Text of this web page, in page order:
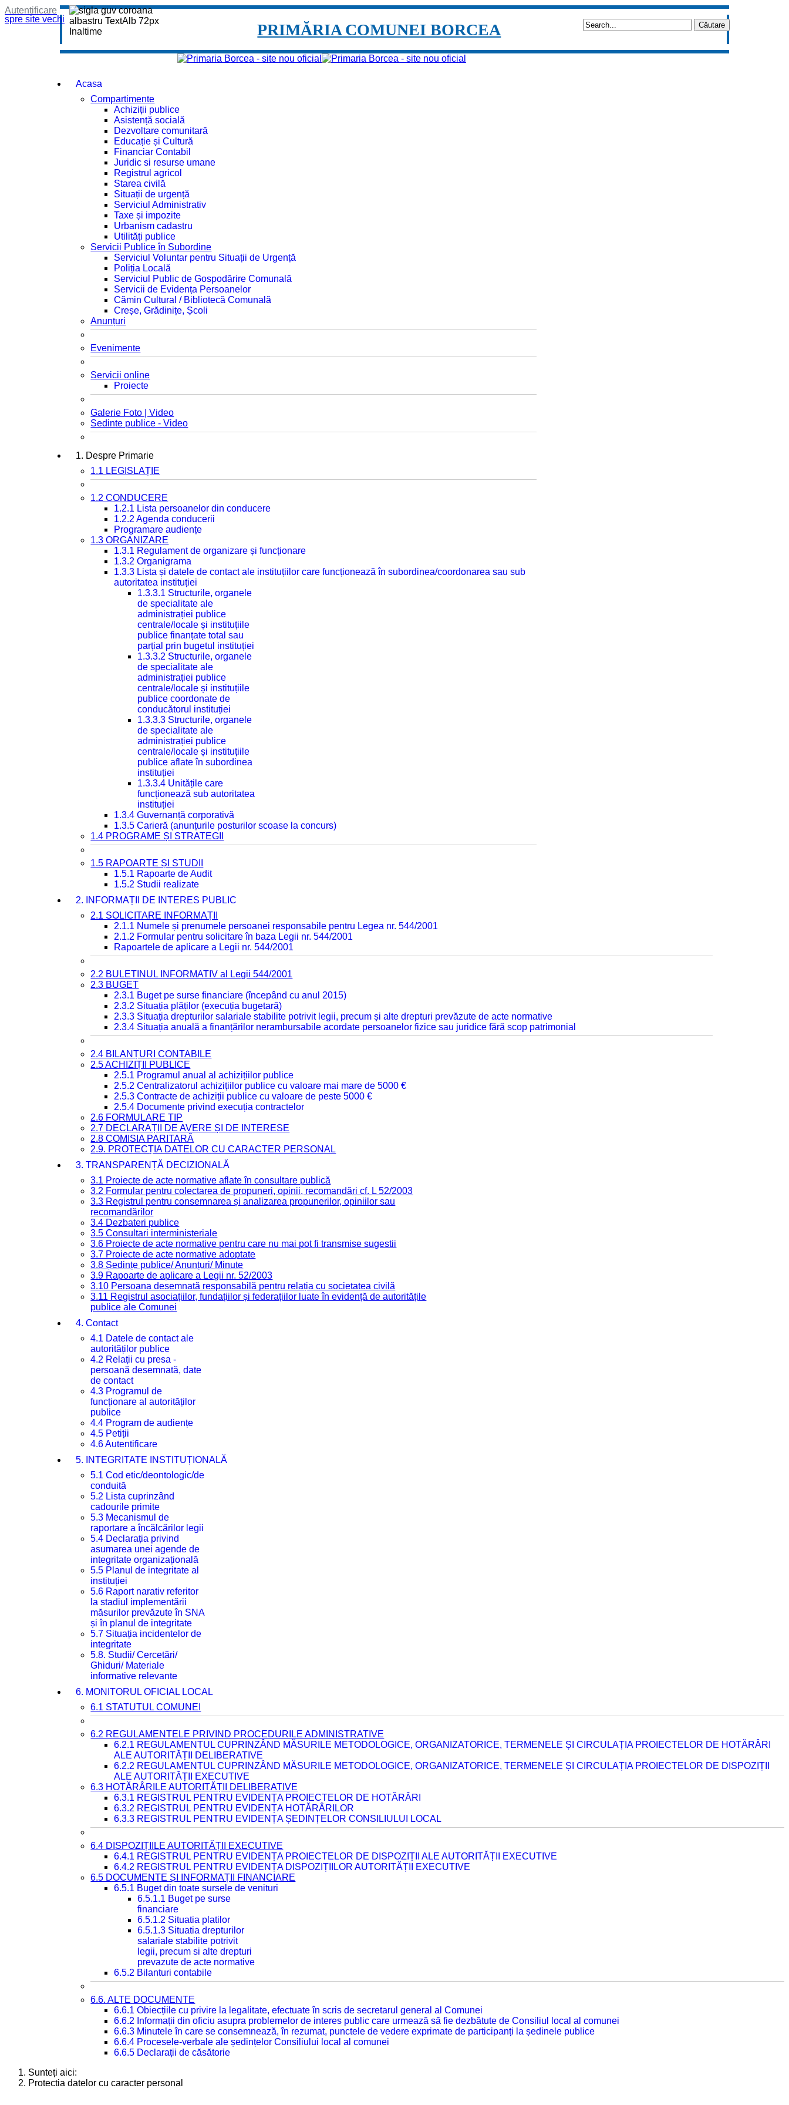
spre site vechi
Autentificare
PRIMĂRIA COMUNEI BORCEA
Acasa
Compartimente
Achiziții publice
Asistență socială
Dezvoltare comunitară
Educație și Cultură
Financiar Contabil
Juridic si resurse umane
Registrul agricol
Starea civilă
Situații de urgență
Serviciul Administrativ
Taxe și impozite
Urbanism cadastru
Utilități publice
Servicii Publice în Subordine
Serviciul Voluntar pentru Situații de Urgență
Poliția Locală
Serviciul Public de Gospodărire Comunală
Servicii de Evidența Persoanelor
Cămin Cultural / Bibliotecă Comunală
Creșe, Grădinițe, Școli
Anunțuri
Evenimente
Servicii online
Proiecte
Galerie Foto | Video
Sedinte publice - Video
1. Despre Primarie
1.1 LEGISLAȚIE
1.2 CONDUCERE
1.2.1 Lista persoanelor din conducere
1.2.2 Agenda conducerii
Programare audiențe
1.3 ORGANIZARE
1.3.1 Regulament de organizare și funcționare
1.3.2 Organigrama
1.3.3 Lista și datele de contact ale instituțiilor care funcționează în subordinea/coordonarea sau sub
autoritatea instituției
1.3.3.1 Structurile, organele
de specialitate ale
administrației publice
centrale/locale și instituțiile
publice finanțate total sau
parțial prin bugetul instituției
1.3.3.2 Structurile, organele
de specialitate ale
administrației publice
centrale/locale și instituțiile
publice coordonate de
conducătorul instituției
1.3.3.3 Structurile, organele
de specialitate ale
administrației publice
centrale/locale și instituțiile
publice aflate în subordinea
instituției
1.3.3.4 Unitățile care
funcționează sub autoritatea
instituției
1.3.4 Guvernanță corporativă
1.3.5 Carieră (anunțurile posturilor scoase la concurs)
1.4 PROGRAME ȘI STRATEGII
1.5 RAPOARTE ȘI STUDII
1.5.1 Rapoarte de Audit
1.5.2 Studii realizate
2. INFORMAȚII DE INTERES PUBLIC
2.1 SOLICITARE INFORMAȚII
2.1.1 Numele și prenumele persoanei responsabile pentru Legea nr. 544/2001
2.1.2 Formular pentru solicitare în baza Legii nr. 544/2001
Rapoartele de aplicare a Legii nr. 544/2001
2.2 BULETINUL INFORMATIV al Legii 544/2001
2.3 BUGET
2.3.1 Buget pe surse financiare (începând cu anul 2015)
2.3.2 Situația plăților (execuția bugetară)
2.3.3 Situația drepturilor salariale stabilite potrivit legii, precum și alte drepturi prevăzute de acte normative
2.3.4 Situația anuală a finanțărilor nerambursabile acordate persoanelor fizice sau juridice fără scop patrimonial
2.4 BILANȚURI CONTABILE
2.5 ACHIZIȚII PUBLICE
2.5.1 Programul anual al achizițiilor publice
2.5.2 Centralizatorul achizițiilor publice cu valoare mai mare de 5000 €
2.5.3 Contracte de achiziții publice cu valoare de peste 5000 €
2.5.4 Documente privind execuția contractelor
2.6 FORMULARE TIP
2.7 DECLARAȚII DE AVERE ȘI DE INTERESE
2.8 COMISIA PARITARĂ
2.9. PROTECȚIA DATELOR CU CARACTER PERSONAL
3. TRANSPARENȚĂ DECIZIONALĂ
3.1 Proiecte de acte normative aflate în consultare publică
3.2 Formular pentru colectarea de propuneri, opinii, recomandări cf. L 52/2003
3.3 Registrul pentru consemnarea și analizarea propunerilor, opiniilor sau
recomandărilor
3.4 Dezbateri publice
3.5 Consultari interministeriale
3.6 Proiecte de acte normative pentru care nu mai pot fi transmise sugestii
3.7 Proiecte de acte normative adoptate
3.8 Ședințe publice/ Anunțuri/ Minute
3.9 Rapoarte de aplicare a Legii nr. 52/2003
3.10 Persoana desemnată responsabilă pentru relația cu societatea civilă
3.11 Registrul asociațiilor, fundațiilor și federațiilor luate în evidență de autoritățile
publice ale Comunei
4. Contact
4.1 Datele de contact ale
autorităților publice
4.2 Relații cu presa -
persoană desemnată, date
de contact
4.3 Programul de
funcționare al autorităților
publice
4.4 Program de audiențe
4.5 Petiții
4.6 Autentificare
5. INTEGRITATE INSTITUȚIONALĂ
5.1 Cod etic/deontologic/de
conduită
5.2 Lista cuprinzând
cadourile primite
5.3 Mecanismul de
raportare a încălcărilor legii
5.4 Declarația privind
asumarea unei agende de
integritate organizațională
5.5 Planul de integritate al
instituției
5.6 Raport narativ referitor
la stadiul implementării
măsurilor prevăzute în SNA
și în planul de integritate
5.7 Situația incidentelor de
integritate
5.8. Studii/ Cercetări/
Ghiduri/ Materiale
informative relevante
6. MONITORUL OFICIAL LOCAL
6.1 STATUTUL COMUNEI
6.2 REGULAMENTELE PRIVIND PROCEDURILE ADMINISTRATIVE
6.2.1 REGULAMENTUL CUPRINZÂND MĂSURILE METODOLOGICE, ORGANIZATORICE, TERMENELE ȘI CIRCULAȚIA PROIECTELOR DE HOTĂRÂRI
ALE AUTORITĂȚII DELIBERATIVE
6.2.2 REGULAMENTUL CUPRINZÂND MĂSURILE METODOLOGICE, ORGANIZATORICE, TERMENELE ȘI CIRCULAȚIA PROIECTELOR DE DISPOZIȚII
ALE AUTORITĂȚII EXECUTIVE
6.3 HOTĂRÂRILE AUTORITĂȚII DELIBERATIVE
6.3.1 REGISTRUL PENTRU EVIDENȚA PROIECTELOR DE HOTĂRÂRI
6.3.2 REGISTRUL PENTRU EVIDENȚA HOTĂRÂRILOR
6.3.3 REGISTRUL PENTRU EVIDENȚA ȘEDINȚELOR CONSILIULUI LOCAL
6.4 DISPOZIȚIILE AUTORITĂȚII EXECUTIVE
6.4.1 REGISTRUL PENTRU EVIDENȚA PROIECTELOR DE DISPOZIȚII ALE AUTORITĂȚII EXECUTIVE
6.4.2 REGISTRUL PENTRU EVIDENȚA DISPOZIȚIILOR AUTORITĂȚII EXECUTIVE
6.5 DOCUMENTE ȘI INFORMAȚII FINANCIARE
6.5.1 Buget din toate sursele de venituri
6.5.1.1 Buget pe surse
financiare
6.5.1.2 Situatia platilor
6.5.1.3 Situatia drepturilor
salariale stabilite potrivit
legii, precum si alte drepturi
prevazute de acte normative
6.5.2 Bilanturi contabile
6.6. ALTE DOCUMENTE
6.6.1 Obiecțiile cu privire la legalitate, efectuate în scris de secretarul general al Comunei
6.6.2 Informații din oficiu asupra problemelor de interes public care urmează să fie dezbătute de Consiliul local al comunei
6.6.3 Minutele în care se consemnează, în rezumat, punctele de vedere exprimate de participanți la ședinele publice
6.6.4 Procesele-verbale ale ședințelor Consiliului local al comunei
6.6.5 Declarații de căsătorie
Sunteți aici:
Protectia datelor cu caracter personal